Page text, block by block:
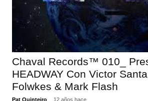
Chaval Records™ 010_
HEADWAY Con Victor
Folwkes & Mark Flash
Pat Quinteiro 12 años hace